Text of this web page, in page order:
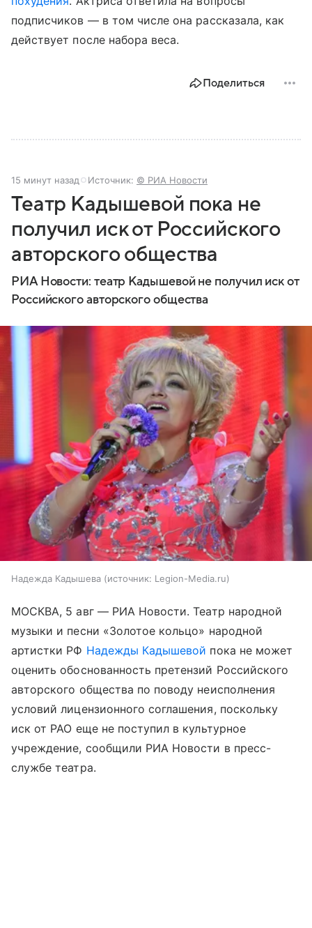
подписчиков — в том числе она рассказала, как
действует после набора веса.
Поделиться
15 минут назад Источник: © РИА Новости
Театр Кадышевой пока не
получил иск от Российского
авторского общества
РИА Новости: театр Кадышевой не получил иск от
Российского авторского общества
Надежда Кадышева источник: Legion-Media.ru
МОСКВА, 5 авг — РИА Новости. Театр народной
музыки и песни «Золотое кольцо» народной
артистки РФ Надежды Кадышевой пока не может
оценить обоснованность претензий Российского
авторского общества по поводу неисполнения
условий лицензионного соглашения, поскольку
иск от РАО еще не поступил в культурное
учреждение, сообщили РИА Новости в пресс-
службе театра.